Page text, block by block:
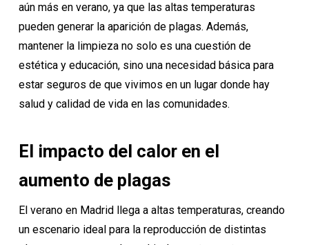
aún más en verano, ya que las altas temperaturas
pueden generar la aparición de plagas. Además,
mantener la limpieza no solo es una cuestión de
estética y educación, sino una necesidad básica para
estar seguros de que vivimos en un lugar donde hay
salud y calidad de vida en las comunidades.
El impacto del calor en el
aumento de plagas
El verano en Madrid llega a altas temperaturas, creando
un escenario ideal para la reproducción de distintas